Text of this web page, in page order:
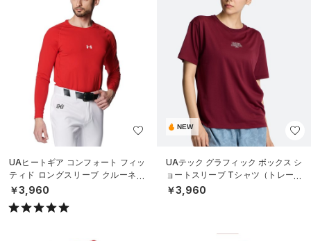
UAヒートギア コンフォート フィッ
ティド ロングスリーブ クルーネッ
ク シャツ（ベースボール/MEN）
￥3,960
NEW
UAテック グラフィック ボックス シ
ョートスリーブ Tシャツ（トレーニ
ング/WOMEN）
￥3,960